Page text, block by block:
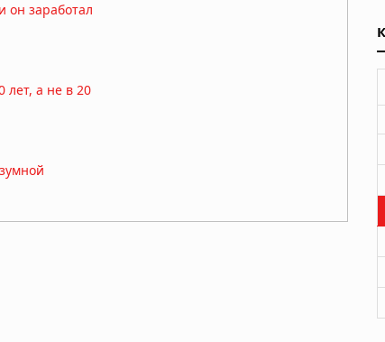
он заработал
лет, а не в 20